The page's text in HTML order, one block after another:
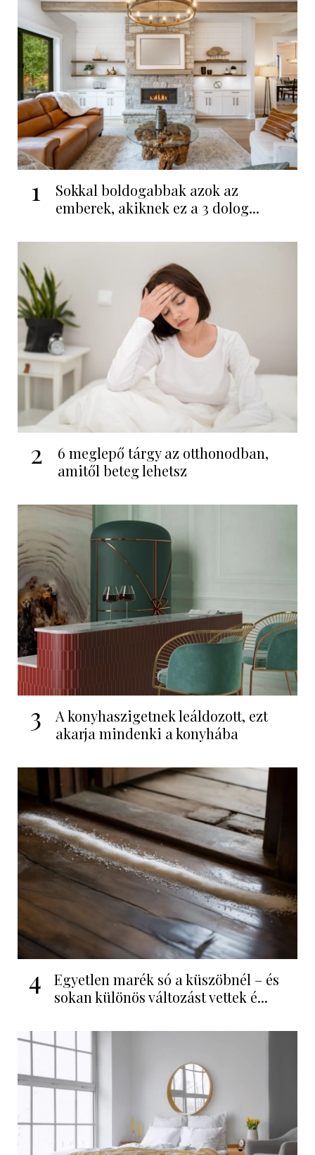
1
Sokkal boldogabbak azok az
emberek, akiknek ez a 3 dolog...
2
6 meglepő tárgy az otthonodban,
amitől beteg lehetsz
3
A konyhaszigetnek leáldozott, ezt
akarja mindenki a konyhába
4
Egyetlen marék só a küszöbnél – és
sokan különös változást vettek é...